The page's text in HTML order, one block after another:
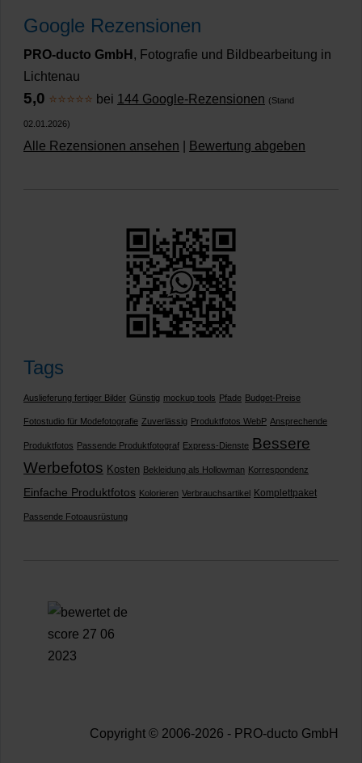
Google Rezensionen
PRO-ducto GmbH , Fotografie und Bildbearbeitung in
Lichtenau
5,0 ⭐⭐⭐⭐⭐ bei 144 Google-Rezensionen (Stand
02.01.2026)
Alle Rezensionen ansehen Bewertung abgeben
Tags
Auslieferung fertiger Bilder Günstig mockup tools Pfade Budget-Preise
Fotostudio für Modefotografie Zuverlässig Produktfotos WebP Ansprechende
Produktfotos Passende Produktfotograf Express-Dienste Bessere
Werbefotos Kosten Bekleidung als Hollowman Korrespondenz
Einfache Produktfotos Kolorieren Verbrauchsartikel Komplettpaket
Passende Fotoausrüstung
Copyright © 2006-2026 - PRO-ducto GmbH